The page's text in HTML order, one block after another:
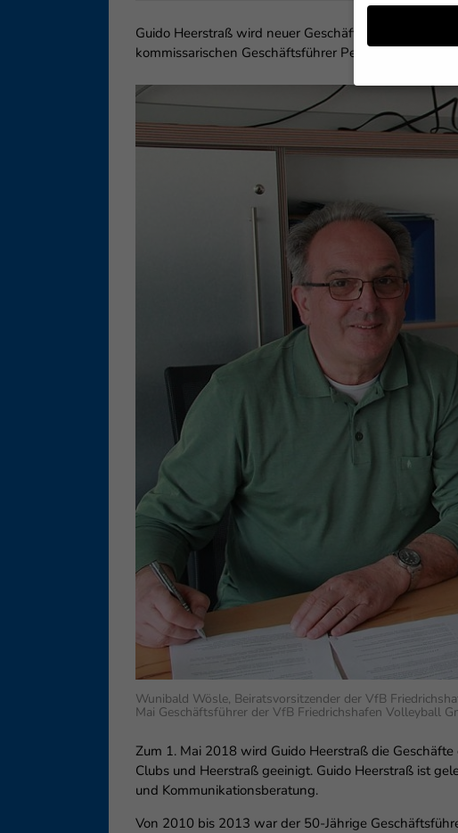
Guido Heerstraß wird neuer Geschäftsführer der
kommissarischen Geschäftsführer Peter Turkowski.
Wunibald Wösle, Beiratsvorsitzender der VfB
Mai Geschäftsführer der VfB Friedrichshafen Volleyball
Zum 1. Mai 2018 wird Guido Heerstraß die
Clubs und Heerstraß geeinigt. Guido Heerstraß ist
und Kommunikationsberatung.
Von 2010 bis 2013 war der 50-Jährige
Wenn Sie unter
geben
Wir verwenden
B. IP-
Inhaltsmessung.
Sie in unserer
Hier finden
Einwilligung zu
lassen und so
Speichern
Essenziell (1)
Essenzielle
Funktion der
Externe
Inhalte von
blockiert.
diese Inhalte